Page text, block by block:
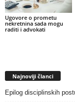
Ugovore o prometu
nekretnina sada mogu
raditi i advokati
Najnoviji članci
Epilog disciplinskih